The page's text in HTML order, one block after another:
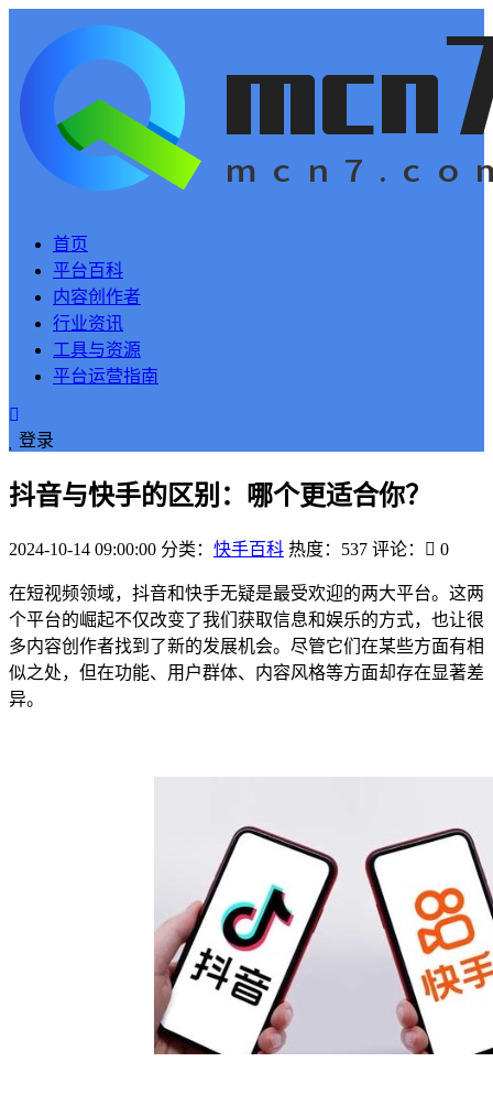
首页
平台百科
内容创作者
行业资讯
工具与资源
平台运营指南
登录
抖音与快手的区别：哪个更适合你？
2024-10-14 09:00:00 分类： 快手百科 热度：537 评论： 0
在短视频领域，抖音和快手无疑是最受欢迎的两大平台。这两
个平台的崛起不仅改变了我们获取信息和娱乐的方式，也让很
多内容创作者找到了新的发展机会。尽管它们在某些方面有相
似之处，但在功能、用户群体、内容风格等方面却存在显著差
异。